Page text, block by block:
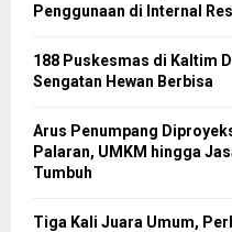
Penggunaan di Internal
188 Puskesmas di Kaltim
Sengatan Hewan Berbisa
Arus Penumpang
Palaran, UMKM hingga
Tumbuh
Tiga Kali Juara Umum,